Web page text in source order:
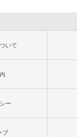
いて
ー
プ